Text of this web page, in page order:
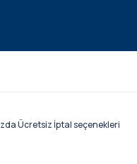
Ücretsiz İptal seçenekleri